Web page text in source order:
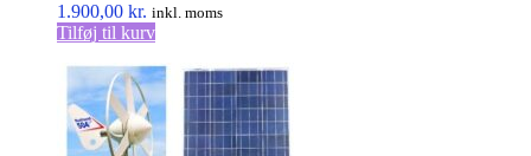
1.900,00 kr. inkl. moms
Tilføj til kurv